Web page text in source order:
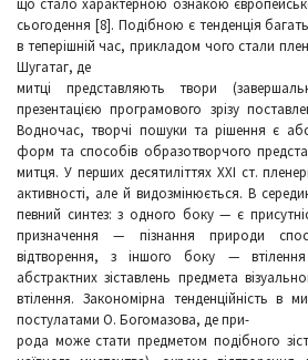
що стало характерною ознакою
сьогодення [8]. Подібною є тенденція
в теперішній час, прикладом чого стали
Шугатаг, де
митці представляють твори
презентацією програмового зрізу
Водночас, творчі пошуки та рішення є
форм та способів образотворчого
митця. У перших десятиліттях ХХІ ст.
активності, але й видозмінюється. В
певний синтез: з одного боку — є
призначення — пізнання природи
відтворення, з іншого боку — втілення
абстрактних зіставлень предмета
втілення. Закономірна тенденційність в
постулатами О. Богомазова, де при-
рода може стати предметом подібного